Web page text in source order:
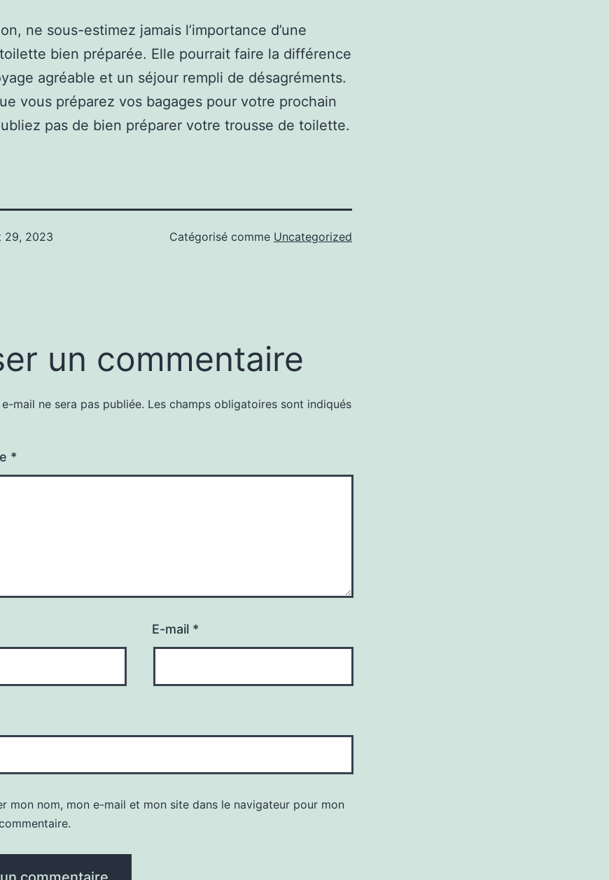
ne sous-estimez jamais l’importance d’une
bien préparée. Elle pourrait faire la différence
agréable et un séjour rempli de désagréments.
vous préparez vos bagages pour votre prochain
pas de bien préparer votre trousse de toilette.
29, 2023
Catégorisé comme Uncategorized
un commentaire
mail ne sera pas publiée. Les champs obligatoires sont indiqués
*
E-mail *
mon nom, mon e-mail et mon site dans le navigateur pour mon